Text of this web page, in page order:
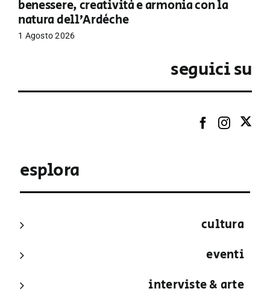
benessere, creatività e armonia con la
natura dell’Ardèche
1 Agosto 2026
seguici su
esplora
cultura
eventi
interviste & arte